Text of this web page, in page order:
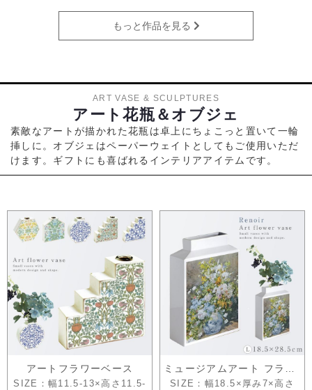
もっと作品を見る
ART VASE & SCULPTURES
アート花瓶＆オブジェ
素敵なアートが描かれた花瓶は卓上にちょこっと置いて一輪
挿しに。オブジェはペーパーウェイトとしてもご使用いただ
けます。ギフトにも喜ばれるインテリアアイテムです。
アートフラワーベース
SIZE：幅11.5-13×高さ11.5-
SIZE：幅18.5×厚み7×高さ